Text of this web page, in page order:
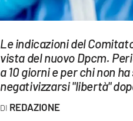
Streaming
LAC TV
LAC NETWORK
LAC ONAIR
Le indicazioni del
vista del nuovo Dpcm.
a 10 giorni e per chi non
negativizzarsi "libertà"
REDAZIONE